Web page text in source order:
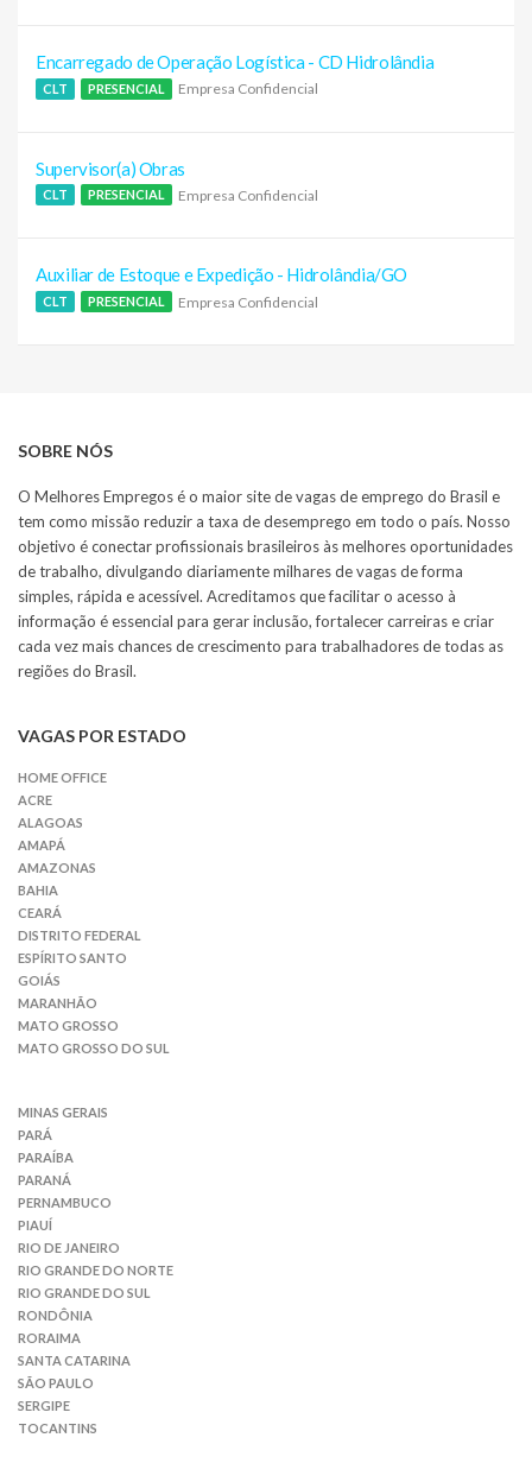
Encarregado de Operação Logística - CD Hidrolândia
CLT PRESENCIAL Empresa Confidencial
Supervisor(a) Obras
CLT PRESENCIAL Empresa Confidencial
Auxiliar de Estoque e Expedição - Hidrolândia/GO
CLT PRESENCIAL Empresa Confidencial
SOBRE NÓS
O Melhores Empregos é o maior site de vagas de emprego do Brasil e
tem como missão reduzir a taxa de desemprego em todo o país. Nosso
objetivo é conectar profissionais brasileiros às melhores oportunidades
de trabalho, divulgando diariamente milhares de vagas de forma
simples, rápida e acessível. Acreditamos que facilitar o acesso à
informação é essencial para gerar inclusão, fortalecer carreiras e criar
cada vez mais chances de crescimento para trabalhadores de todas as
regiões do Brasil.
VAGAS POR ESTADO
HOME OFFICE
ACRE
ALAGOAS
AMAPÁ
AMAZONAS
BAHIA
CEARÁ
DISTRITO FEDERAL
ESPÍRITO SANTO
GOIÁS
MARANHÃO
MATO GROSSO
MATO GROSSO DO SUL
MINAS GERAIS
PARÁ
PARAÍBA
PARANÁ
PERNAMBUCO
PIAUÍ
RIO DE JANEIRO
RIO GRANDE DO NORTE
RIO GRANDE DO SUL
RONDÔNIA
RORAIMA
SANTA CATARINA
SÃO PAULO
SERGIPE
TOCANTINS